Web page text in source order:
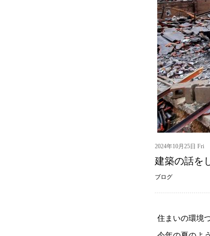
2024年10月25日 Fri
建築の話を
ブログ
住まいの環境